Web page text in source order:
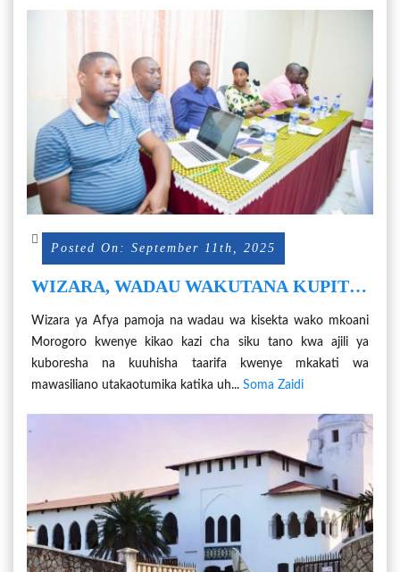
Posted On: September 11th, 2025
WIZARA, WADAU WAKUTANA KUPITIA
HUDUMA ZA CHANJO NCHINI
Wizara ya Afya pamoja na wadau wa kisekta wako mkoani
Morogoro kwenye kikao kazi cha siku tano kwa ajili ya
kuboresha na kuuhisha taarifa kwenye mkakati wa
mawasiliano utakaotumika katika uh... Soma Zaidi